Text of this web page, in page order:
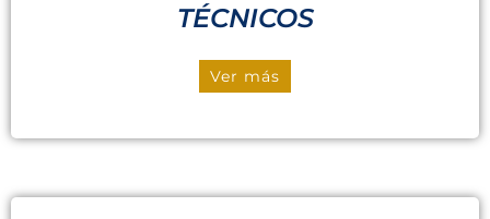
TÉCNICOS
Ver más